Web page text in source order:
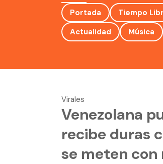
Portada Tiempo
Actualidad
Música
Virales
Venezolana
recibe duras
se meten con